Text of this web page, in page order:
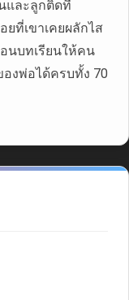
และลูกติดที่
ที่เขาเคยผลักไส
นบทเรียนให้คน
งพ่อได้ครบทั้ง 70